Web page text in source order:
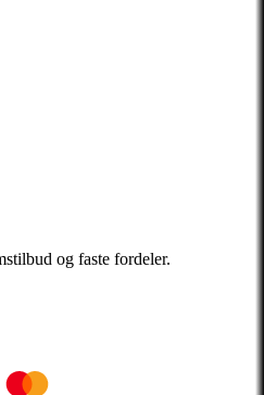
og faste fordeler.